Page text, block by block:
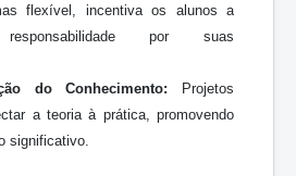
flexível, incentiva os alunos a
responsabilidade por suas
do Conhecimento: Projetos
a teoria à prática, promovendo
significativo.